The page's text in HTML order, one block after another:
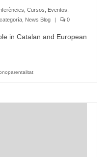
Cursos Eventos
News Blog | 0
in Catalan and European